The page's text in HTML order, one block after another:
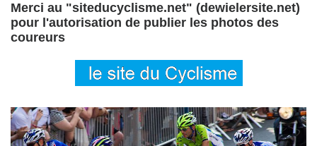
Merci au "siteducyclisme.net" (dewielersite.net)
pour l'autorisation de publier les photos des
coureurs